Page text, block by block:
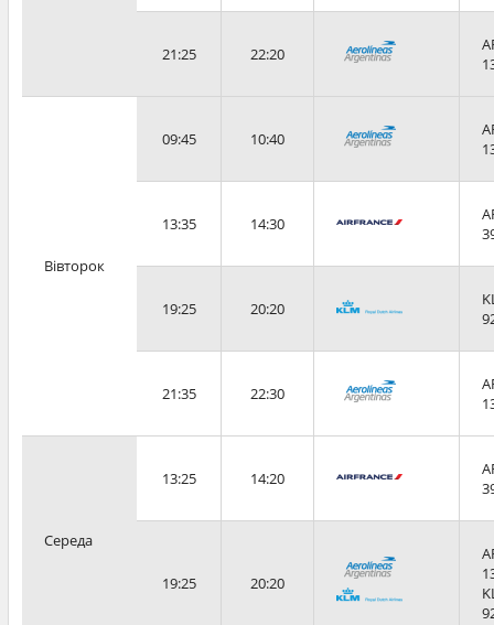
21:25 22:20
Вівторок
09:45 10:40
13:35 14:30
19:25 20:20
21:35 22:30
Середа
13:25 14:20
19:25 20:20